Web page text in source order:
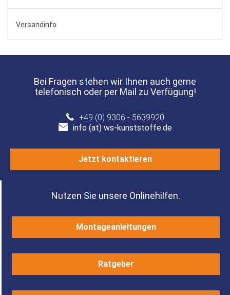
Versandinfo
Bei Fragen stehen wir Ihnen auch gerne
telefonisch oder per Mail zu Verfügung!
+49 (0) 9306 - 5639920
info (at) ws-kunststoffe.de
Jetzt kontaktieren
Nutzen Sie unsere Onlinehilfen.
Montageanleitungen
Ratgeber